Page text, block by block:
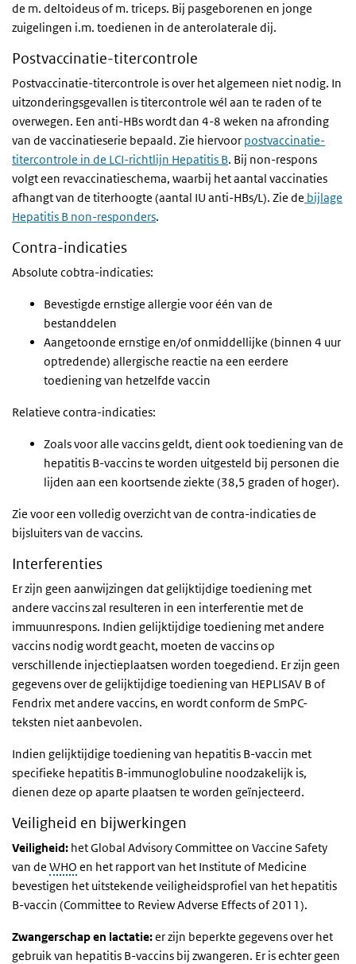
de m. deltoideus of m. triceps. Bij pasgeborenen en jonge
zuigelingen i.m. toedienen in de anterolaterale dij.
Postvaccinatie-titercontrole
Postvaccinatie-titercontrole is over het algemeen niet nodig. In
uitzonderingsgevallen is titercontrole wél aan te raden of te
overwegen. Een anti-HBs wordt dan 4-8 weken na afronding
van de vaccinatieserie bepaald. Zie hiervoor postvaccinatie-
titercontrole in de LCI-richtlijn Hepatitis B. Bij non-respons
volgt een revaccinatieschema, waarbij het aantal vaccinaties
afhangt van de titerhoogte (aantal IU anti-HBs/L). Zie de bijlage
Hepatitis B non-responders.
Contra-indicaties
Absolute cobtra-indicaties:
Bevestigde ernstige allergie voor één van de
bestanddelen
Aangetoonde ernstige en/of onmiddellijke (binnen 4 uur
optredende) allergische reactie na een eerdere
toediening van hetzelfde vaccin
Relatieve contra-indicaties:
Zoals voor alle vaccins geldt, dient ook toediening van de
hepatitis B-vaccins te worden uitgesteld bij personen die
lijden aan een koortsende ziekte (38,5 graden of hoger).
Zie voor een volledig overzicht van de contra-indicaties de
bijsluiters van de vaccins.
Interferenties
Er zijn geen aanwijzingen dat gelijktijdige toediening met
andere vaccins zal resulteren in een interferentie met de
immuunrespons. Indien gelijktijdige toediening met andere
vaccins nodig wordt geacht, moeten de vaccins op
verschillende injectieplaatsen worden toegediend. Er zijn geen
gegevens over de gelijktijdige toediening van HEPLISAV B of
Fendrix met andere vaccins, en wordt conform de SmPC-
teksten niet aanbevolen.
Indien gelijktijdige toediening van hepatitis B-vaccin met
specifieke hepatitis B-immunoglobuline noodzakelijk is,
dienen deze op aparte plaatsen te worden geïnjecteerd.
Veiligheid en bijwerkingen
Veiligheid: het Global Advisory Committee on Vaccine Safety
van de WHO en het rapport van het Institute of Medicine
bevestigen het uitstekende veiligheidsprofiel van het hepatitis
B-vaccin (Committee to Review Adverse Effects of 2011).
Zwangerschap en lactatie:er zijn beperkte gegevens over het
gebruik van hepatitis B-vaccins bij zwangeren. Er is echter geen